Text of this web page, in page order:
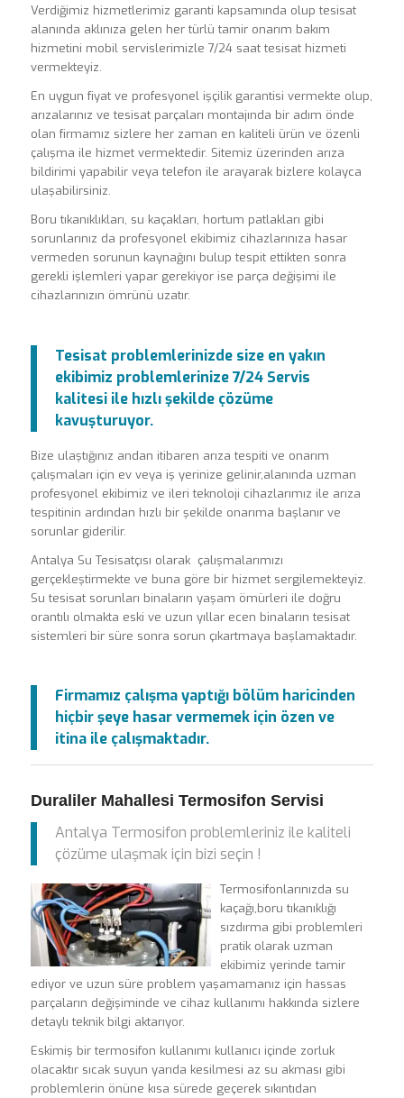
Verdiğimiz hizmetlerimiz garanti kapsamında olup tesisat
alanında aklınıza gelen her türlü tamir onarım bakım
hizmetini mobil servislerimizle 7/24 saat tesisat hizmeti
vermekteyiz.
En uygun fiyat ve profesyonel işçilik garantisi vermekte olup,
arızalarınız ve tesisat parçaları montajında bir adım önde
olan firmamız sizlere her zaman en kaliteli ürün ve özenli
çalışma ile hizmet vermektedir. Sitemiz üzerinden arıza
bildirimi yapabilir veya telefon ile arayarak bizlere kolayca
ulaşabilirsiniz.
Boru tıkanıklıkları, su kaçakları, hortum patlakları gibi
sorunlarınız da profesyonel ekibimiz cihazlarınıza hasar
vermeden sorunun kaynağını bulup tespit ettikten sonra
gerekli işlemleri yapar gerekiyor ise parça değişimi ile
cihazlarınızın ömrünü uzatır.
Tesisat problemlerinizde size en yakın
ekibimiz problemlerinize 7/24 Servis
kalitesi ile hızlı şekilde çözüme
kavuşturuyor.
Bize ulaştığınız andan itibaren arıza tespiti ve onarım
çalışmaları için ev veya iş yerinize gelinir,alanında uzman
profesyonel ekibimiz ve ileri teknoloji cihazlarımız ile arıza
tespitinin ardından hızlı bir şekilde onarıma başlanır ve
sorunlar giderilir.
Antalya Su Tesisatçısı olarak çalışmalarımızı
gerçekleştirmekte ve buna göre bir hizmet sergilemekteyiz.
Su tesisat sorunları binaların yaşam ömürleri ile doğru
orantılı olmakta eski ve uzun yıllar ecen binaların tesisat
sistemleri bir süre sonra sorun çıkartmaya başlamaktadır.
Firmamız çalışma yaptığı bölüm haricinden
hiçbir şeye hasar vermemek için özen ve
itina ile çalışmaktadır.
Duraliler Mahallesi Termosifon Servisi
Antalya Termosifon problemleriniz ile kaliteli
çözüme ulaşmak için bizi seçin !
Termosifonlarınızda su
kaçağı,boru tıkanıklığı
sızdırma gibi problemleri
pratik olarak uzman
ekibimiz yerinde tamir
ediyor ve uzun süre problem yaşamamanız için hassas
parçaların değişiminde ve cihaz kullanımı hakkında sizlere
detaylı teknik bilgi aktarıyor.
Eskimiş bir termosifon kullanımı kullanıcı içinde zorluk
olacaktır sıcak suyun yarıda kesilmesi az su akması gibi
problemlerin önüne kısa sürede geçerek sıkıntıdan